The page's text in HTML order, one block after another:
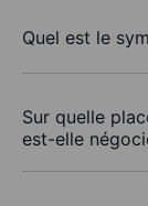
Quel est le
Sur quelle
est-elle